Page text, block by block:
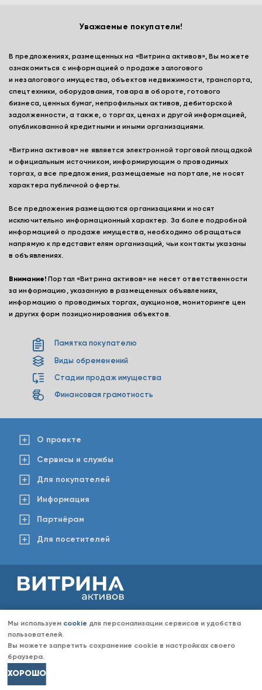
Уважаемые покупатели!
В предложениях, размещенных на «Витрина активов», Вы можете
ознакомиться с информацией о продаже залогового
и незалогового имущества, объектов недвижимости, транспорта,
спецтехники, оборудования, товара в обороте, готового
бизнеса, ценных бумаг, непрофильных активов, дебиторской
задолженности, а также, о торгах, ценах и другой информацией,
опубликованной кредитными и иными организациями.
«Витрина активов» не является электронной торговой площадкой
и официальным источником, информирующим о проводимых
торгах, а все предложения, размещаемые на портале, не носят
характера публичной оферты.
Все предложения размещаются организациями и носят
исключительно информационный характер. За более подробной
информацией о продаже имущества, необходимо обращаться
напрямую к представителям организаций, чьи контакты указаны
в объявлениях.
Внимание! Портал «Витрина активов» не несет ответственности
за информацию, указанную в размещенных объявлениях,
информацию о проводимых торгах, аукционов, мониторинге цен
и других форм позиционирования объектов.
Памятка покупателю
Виды обременений
Стадии продаж имущества
Финансовая грамотность
О проекте
Сервисы и службы
Для покупателей
Информация
Партнёрам
Для посетителей
является публичной офертой, определяемой положениями Статьи 437 Гражданского кодекса РФ.
Любое копирование информации с сайта разрешено только с согласия администрации «Витрина
информации (объявлений) без объяснений причин отказа.
Долги
Мы используем cookie для персонализации сервисов и удобства
пользователей.
Вы можете запретить сохранение cookie в настройках своего
браузера.
ХОРОШО